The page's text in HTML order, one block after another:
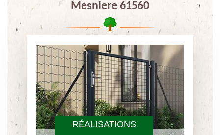
RÉALISATIONS
Mesniere 61560